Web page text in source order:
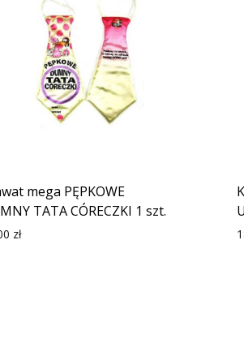
mega PĘPKOWE
TATA CÓRECZKI 1 szt.
zł